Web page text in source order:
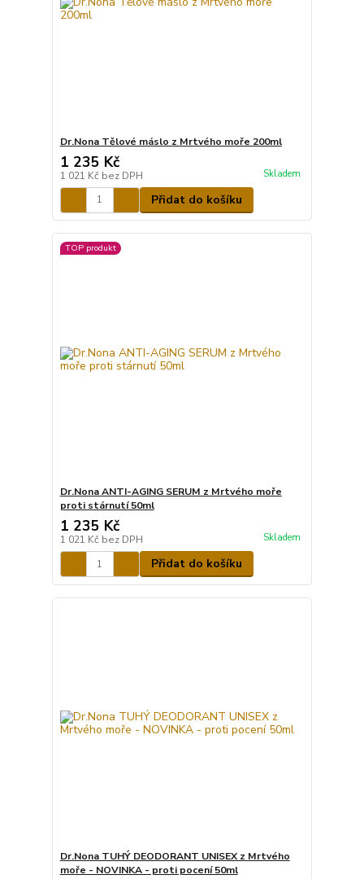
Dr.Nona Tělové máslo z Mrtvého moře 200ml
1 235 Kč
1 021 Kč bez DPH Skladem
Přidat do košíku
TOP produkt
Dr.Nona ANTI-AGING SERUM z Mrtvého moře
proti stárnutí 50ml
1 235 Kč
1 021 Kč bez DPH Skladem
Přidat do košíku
Dr.Nona TUHÝ DEODORANT UNISEX z Mrtvého
moře - NOVINKA - proti pocení 50ml